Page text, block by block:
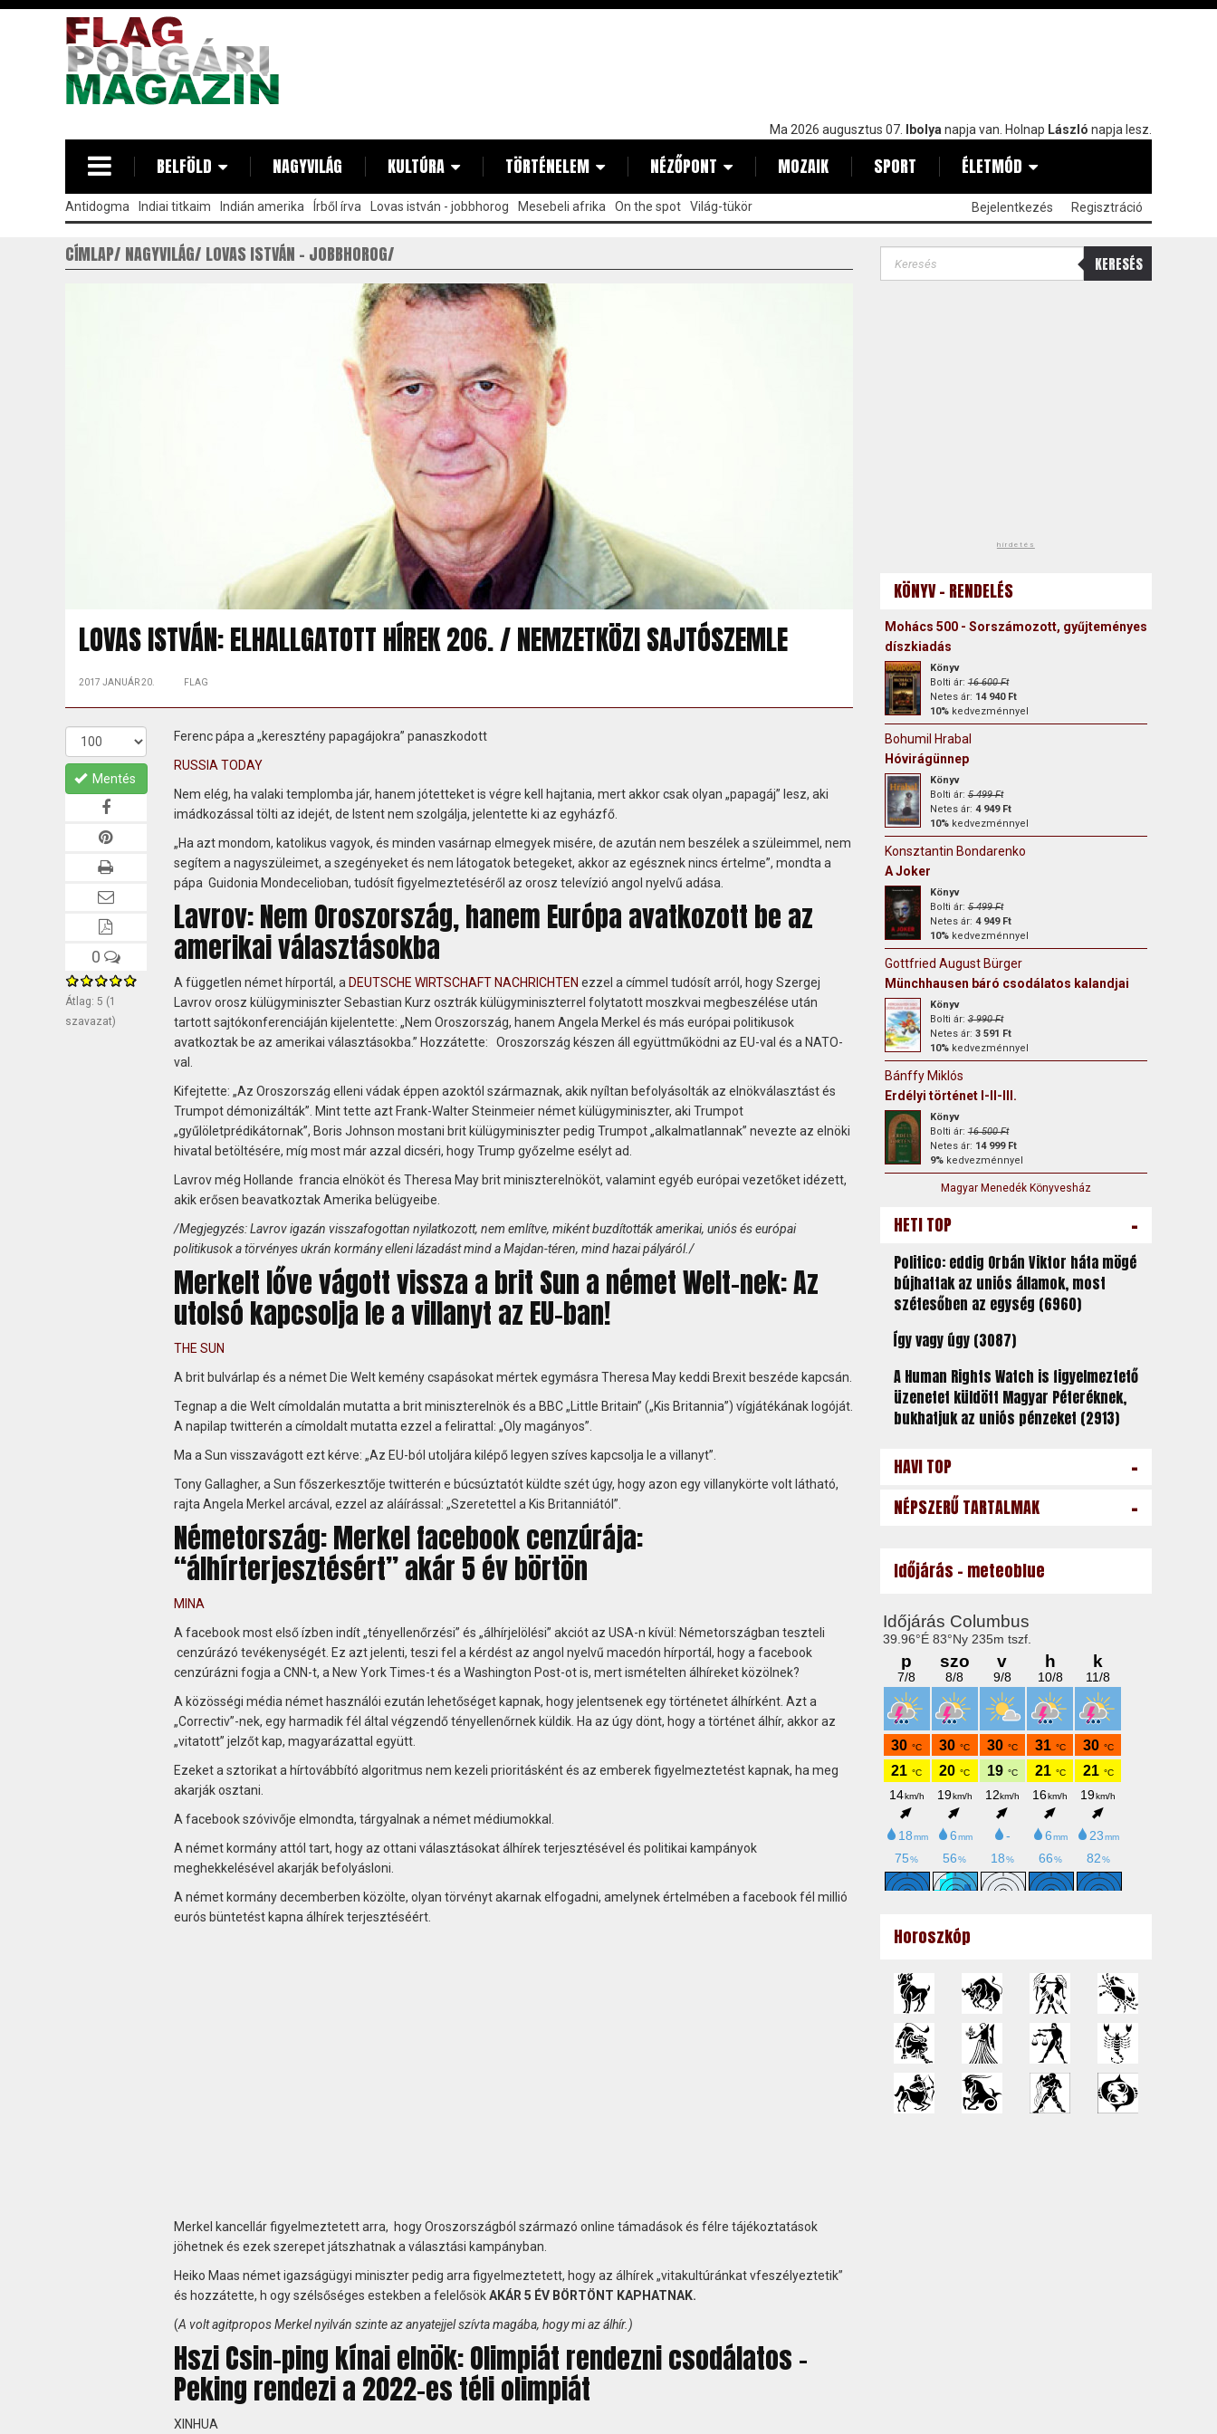
Ma 2026 augusztus 07. Ibolya napja van. Holnap László napja lesz.
BELFÖLD NAGYVILÁG KULTÚRA TÖRTÉNELEM NÉZŐPONT MOZAIK SPORT ÉLETMÓD
Antidogma Indiai titkaim Indián amerika Írből írva Lovas istván - jobbhorog Mesebeli afrika On the spot Világ-tükör Bejelentkezés Regisztráció
CÍMLAP NAGYVILÁG LOVAS ISTVÁN - JOBBHOROG
LOVAS ISTVÁN: ELHALLGATOTT HÍREK 206. / NEMZETKÖZI SAJTÓSZEMLE
2017 JANUÁR 20. FLAG
Mentés
0
Átlag: 5 (1
szavazat)
Ferenc pápa a „keresztény papagájokra” panaszkodott
RUSSIA TODAY
Nem elég, ha valaki templomba jár, hanem jótetteket is végre kell hajtania, mert akkor csak olyan „papagáj” lesz, aki
imádkozással tölti az idejét, de Istent nem szolgálja, jelentette ki az egyházfő.
„Ha azt mondom, katolikus vagyok, és minden vasárnap elmegyek misére, de azután nem beszélek a szüleimmel, nem
segítem a nagyszüleimet, a szegényeket és nem látogatok betegeket, akkor az egésznek nincs értelme”, mondta a
pápa Guidonia Mondecelioban, tudósít figyelmeztetéséről az orosz televízió angol nyelvű adása.
Lavrov: Nem Oroszország, hanem Európa avatkozott be az
amerikai választásokba
A független német hírportál, a DEUTSCHE WIRTSCHAFT NACHRICHTEN ezzel a címmel tudósít arról, hogy Szergej
Lavrov orosz külügyminiszter Sebastian Kurz osztrák külügyminiszterrel folytatott moszkvai megbeszélése után
tartott sajtókonferenciáján kijelentette: „Nem Oroszország, hanem Angela Merkel és más európai politikusok
avatkoztak be az amerikai választásokba.” Hozzátette: Oroszország készen áll együttműködni az EU-val és a NATO-
val.
Kifejtette: „Az Oroszország elleni vádak éppen azoktól származnak, akik nyíltan befolyásolták az elnökválasztást és
Trumpot démonizálták”. Mint tette azt Frank-Walter Steinmeier német külügyminiszter, aki Trumpot
„gyűlöletprédikátornak”, Boris Johnson mostani brit külügyminiszter pedig Trumpot „alkalmatlannak” nevezte az elnöki
hivatal betöltésére, míg most már azzal dicséri, hogy Trump győzelme esélyt ad.
Lavrov még Hollande francia elnököt és Theresa May brit miniszterelnököt, valamint egyéb európai vezetőket idézett,
akik erősen beavatkoztak Amerika belügyeibe.
/Megjegyzés: Lavrov igazán visszafogottan nyilatkozott, nem említve, miként buzdították amerikai, uniós és európai
politikusok a törvényes ukrán kormány elleni lázadást mind a Majdan-téren, mind hazai pályáról./
Merkelt lőve vágott vissza a brit Sun a német Welt-nek: Az
utolsó kapcsolja le a villanyt az EU-ban!
THE SUN
A brit bulvárlap és a német Die Welt kemény csapásokat mértek egymásra Theresa May keddi Brexit beszéde kapcsán.
Tegnap a die Welt címoldalán mutatta a brit miniszterelnök és a BBC „Little Britain” („Kis Britannia”) vígjátékának logóját.
A napilap twitterén a címoldalt mutatta ezzel a felirattal: „Oly magányos”.
Ma a Sun visszavágott ezt kérve: „Az EU-ból utoljára kilépő legyen szíves kapcsolja le a villanyt”.
Tony Gallagher, a Sun főszerkesztője twitterén e búcsúztatót küldte szét úgy, hogy azon egy villanykörte volt látható,
rajta Angela Merkel arcával, ezzel az aláírással: „Szeretettel a Kis Britanniától”.
Németország: Merkel facebook cenzúrája:
“álhírterjesztésért” akár 5 év börtön
MINA
A facebook most első ízben indít „tényellenőrzési” és „álhírjelölési” akciót az USA-n kívül: Németországban teszteli
cenzúrázó tevékenységét. Ez azt jelenti, teszi fel a kérdést az angol nyelvű macedón hírportál, hogy a facebook
cenzúrázni fogja a CNN-t, a New York Times-t és a Washington Post-ot is, mert ismételten álhíreket közölnek?
A közösségi média német használói ezután lehetőséget kapnak, hogy jelentsenek egy történetet álhírként. Azt a
„Correctiv”-nek, egy harmadik fél által végzendő tényellenőrnek küldik. Ha az úgy dönt, hogy a történet álhír, akkor az
„vitatott” jelzőt kap, magyarázattal együtt.
Ezeket a sztorikat a hírtovábbító algoritmus nem kezeli prioritásként és az emberek figyelmeztetést kapnak, ha meg
akarják osztani.
A facebook szóvivője elmondta, tárgyalnak a német médiumokkal.
A német kormány attól tart, hogy az ottani választásokat álhírek terjesztésével és politikai kampányok
meghekkelésével akarják befolyásloni.
A német kormány decemberben közölte, olyan törvényt akarnak elfogadni, amelynek értelmében a facebook fél millió
eurós büntetést kapna álhírek terjesztéséért.
Merkel kancellár figyelmeztetett arra, hogy Oroszországból származó online támadások és félre tájékoztatások
jöhetnek és ezek szerepet játszhatnak a választási kampányban.
Heiko Maas német igazságügyi miniszter pedig arra figyelmeztetett, hogy az álhírek „vitakultúránkat vfeszélyeztetik”
és hozzátette, h ogy szélsőséges estekben a felelősökAKÁR 5 ÉV BÖRTÖNT KAPHATNAK.
(A volt agitpropos Merkel nyilván szinte az anyatejjel szívta magába, hogy mi az álhír.)
Hszi Csin-ping kínai elnök: Olimpiát rendezni csodálatos –
Peking rendezi a 2022-es téli olimpiát
XINHUA
KERESÉS
hirdetés
KÖNYV - RENDELÉS
Mohács 500 - Sorszámozott, gyűjteményes
díszkiadás
Könyv
Bolti ár:16 600 Ft
Netes ár: 14 940 Ft
10%kedvezménnyel
Bohumil Hrabal
Hóvirágünnep
Könyv
Bolti ár:5 499 Ft
Netes ár: 4 949 Ft
10%kedvezménnyel
Konsztantin Bondarenko
A Joker
Könyv
Bolti ár:5 499 Ft
Netes ár: 4 949 Ft
10%kedvezménnyel
Gottfried August Bürger
Münchhausen báró csodálatos kalandjai
Könyv
Bolti ár:3 990 Ft
Netes ár: 3 591 Ft
10%kedvezménnyel
Bánffy Miklós
Erdélyi történet I-II-III.
Könyv
Bolti ár:16 500 Ft
Netes ár: 14 999 Ft
9%kedvezménnyel
Magyar Menedék Könyvesház
HETI TOP -
Politico: eddig Orbán Viktor háta mögé
bújhattak az uniós államok, most
szétesőben az egység (6960)
Így vagy úgy (3087)
A Human Rights Watch is figyelmeztető
üzenetet küldött Magyar Péteréknek,
bukhatjuk az uniós pénzeket (2913)
HAVI TOP -
NÉPSZERŰ TARTALMAK -
Időjárás - meteoblue
Horoszkóp